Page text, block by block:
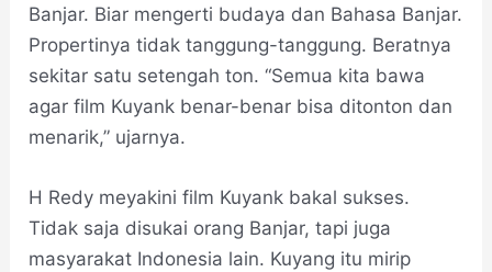
Banjar. Biar mengerti budaya dan Bahasa Banjar.
Propertinya tidak tanggung-tanggung. Beratnya
sekitar satu setengah ton. “Semua kita bawa
agar film Kuyank benar-benar bisa ditonton dan
menarik,” ujarnya.
H Redy meyakini film Kuyank bakal sukses.
Tidak saja disukai orang Banjar, tapi juga
masyarakat Indonesia lain. Kuyang itu mirip